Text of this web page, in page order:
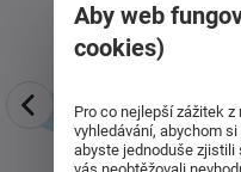
Aby web
cookies)
Pro co nejlepší zážitek
vyhledávání, abychom
abyste jednoduše zjistili